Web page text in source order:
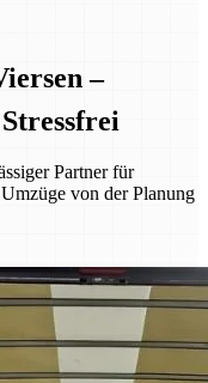
–
Partner für
von der Planung